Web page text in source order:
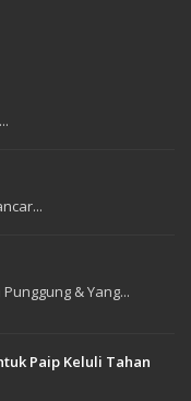
& Yang...
Paip Keluli Tahan